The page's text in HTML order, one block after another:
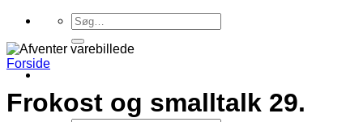
Søg
efter:
Forside
Frokost og smalltalk 29.